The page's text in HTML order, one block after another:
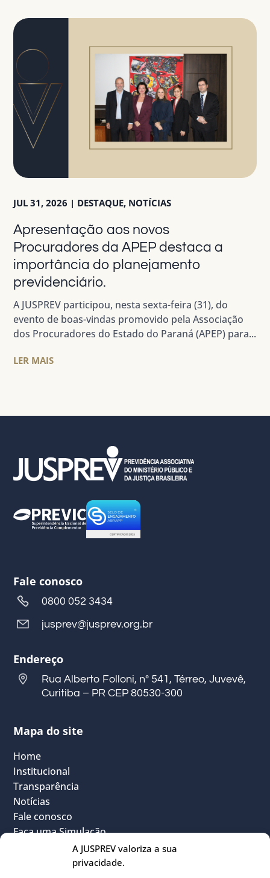
A JUSPREV valoriza a sua
privacidade.
Apresentação aos novos
Procuradores da APEP destaca a
importância do planejamento
previdenciário.
JUL 31, 2026 | DESTAQUE, NOTÍCIAS
A JUSPREV participou, nesta sexta-feira (31), do
evento de boas-vindas promovido pela Associação
dos Procuradores do Estado do Paraná (APEP) para...
LER MAIS
Fale conosco
0800 052 3434
jusprev@jusprev.org.br
Endereço
Rua Alberto Folloni, nº 541, Térreo, Juvevê,
Curitiba – PR CEP 80530-300
Mapa do site
Home
Institucional
Transparência
Notícias
Fale conosco
Faça uma Simulação